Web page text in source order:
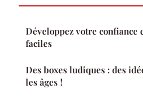
Développez votre confiance
faciles
Des boxes ludiques : des
les âges !